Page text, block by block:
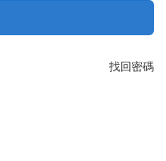
找回密碼